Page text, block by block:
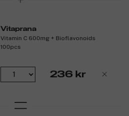
Vitaprana
Vitamin C 600mg + Bioflavonoids
100pcs
236 kr